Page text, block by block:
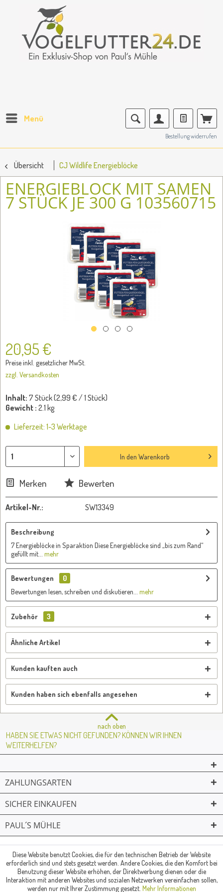
Menü
Bestellung widerrufen
Übersicht CJ Wildlife Energieblöcke
ENERGIEBLOCK MIT SAMEN
7 STÜCK JE 300 G 103560715
20,95 €
Preise inkl. gesetzlicher MwSt.
zzgl. Versandkosten
Inhalt: 7 Stück (2,99 € / 1 Stück)
Gewicht : 2.1 kg
Lieferzeit: 1-3 Werktage
In den Warenkorb
Merken Bewerten
Artikel-Nr.: SW13349
Beschreibung
7 Energieblöcke in Sparaktion Diese Energieblöcke sind „bis zum Rand“
gefüllt mit...
mehr
Bewertungen
0
Bewertungen lesen, schreiben und diskutieren...
mehr
Zubehör 3
Ähnliche Artikel
Kunden kauften auch
Kunden haben sich ebenfalls angesehen
nach oben
HABEN SIE ETWAS NICHT GEFUNDEN? KÖNNEN WIR IHNEN
WEITERHELFEN?
ZAHLUNGSARTEN
SICHER EINKAUFEN
PAUL´S MÜHLE
© Paul's Mühle | Inhaber: Christof Paul e.K. | Westring 2 | 45659
Recklinghausen
Fax: 02361 -28831 | E-Mail: info@pauls-muehle.de
Diese Website benutzt Cookies, die für den technischen Betrieb der Website
erforderlich sind und stets gesetzt werden. Andere Cookies, die den Komfort bei
Benutzung dieser Website erhöhen, der Direktwerbung dienen oder die
Interaktion mit anderen Websites und sozialen Netzwerken vereinfachen sollen,
werden nur mit Ihrer Zustimmung gesetzt. Mehr Informationen